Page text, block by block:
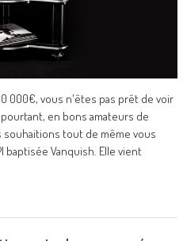
000€, vous n'êtes pas prêt de voir
en bons amateurs de
tout de même vous
baptisée Vanquish. Elle vient